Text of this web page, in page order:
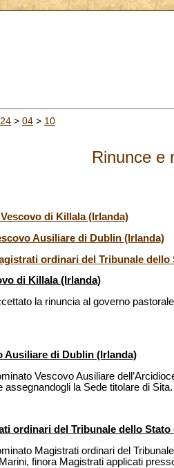
> 04 > 10
Rinunce e
di Killala (Irlanda)
Ausiliare di Dublin (Irlanda)
ordinari del Tribunale dello
di Killala (Irlanda)
la rinuncia al governo
Ausiliare di Dublin (Irlanda)
Vescovo Ausiliare
assegnandogli la Sede titolare di Sita.
ordinari del Tribunale dello Stato
Magistrati ordinari del
finora Magistrati applicati